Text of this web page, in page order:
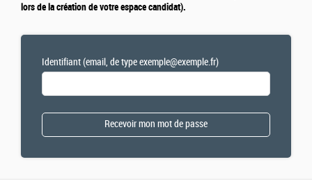
lors de la création de votre espace candidat).
Identifiant (email, de type exemple@exemple.fr)